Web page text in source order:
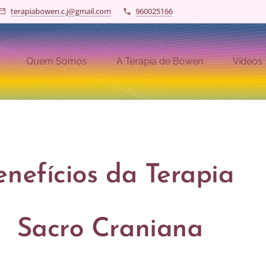
terapiabowen.c.j@gmail.com 960025166
Quem Somos A Terapia de Bowen Vídeos
da Terapia
Sacro Craniana